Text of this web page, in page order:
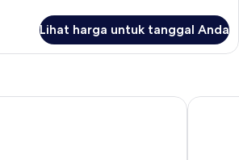
Lihat harga untuk tanggal Anda
Heart 6